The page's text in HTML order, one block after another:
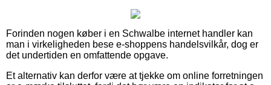
Forinden nogen køber i en Schwalbe internet handler kan
man i virkeligheden bese e-shoppens handelsvilkår, dog er
det undertiden en omfattende opgave.
Et alternativ kan derfor være at tjekke om online forretningen